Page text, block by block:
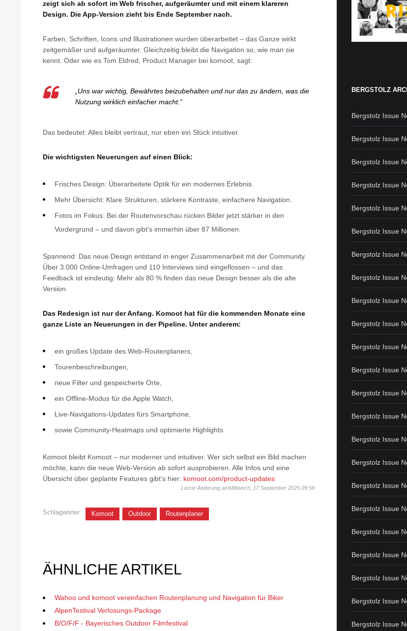
zeigt sich ab sofort im Web frischer, aufgeräumter und mit einem klareren
Design. Die App-Version zieht bis Ende September nach.
Farben, Schriften, Icons und Illustrationen wurden überarbeitet – das Ganze wirkt
zeitgemäßer und aufgeräumter. Gleichzeitig bleibt die Navigation so, wie man sie
kennt. Oder wie es Tom Eldred, Product Manager bei komoot, sagt:
„Uns war wichtig, Bewährtes beizubehalten und nur das zu ändern, was die
Nutzung wirklich einfacher macht.“
Das bedeutet: Alles bleibt vertraut, nur eben ein Stück intuitiver.
Die wichtigsten Neuerungen auf einen Blick:
Frisches Design: Überarbeitete Optik für ein modernes Erlebnis.
Mehr Übersicht: Klare Strukturen, stärkere Kontraste, einfachere Navigation.
Fotos im Fokus: Bei der Routenvorschau rücken Bilder jetzt stärker in den
Vordergrund – und davon gibt’s immerhin über 87 Millionen.
Spannend: Das neue Design entstand in enger Zusammenarbeit mit der Community.
Über 3.000 Online-Umfragen und 110 Interviews sind eingeflossen – und das
Feedback ist eindeutig: Mehr als 80 % finden das neue Design besser als die alte
Version.
Das Redesign ist nur der Anfang. Komoot hat für die kommenden Monate eine
ganze Liste an Neuerungen in der Pipeline. Unter anderem:
ein großes Update des Web-Routenplaners,
Tourenbeschreibungen,
neue Filter und gespeicherte Orte,
ein Offline-Modus für die Apple Watch,
Live-Navigations-Updates fürs Smartphone,
sowie Community-Heatmaps und optimierte Highlights.
Komoot bleibt Komoot – nur moderner und intuitiver. Wer sich selbst ein Bild machen
möchte, kann die neue Web-Version ab sofort ausprobieren. Alle Infos und eine
Übersicht über geplante Features gibt’s hier: komoot.com/product-updates
Letzte Änderung amMittwoch, 17 September 2025 09:56
Schlagwörter Komoot Outdoor Routenplaner
ÄHNLICHE ARTIKEL
Wahoo und komoot vereinfachen Routenplanung und Navigation für Biker
AlpenTestival Verlosungs-Package
B/O/F/F - Bayerisches Outdoor Filmfestival
BERGSTOLZ
Bergstolz Issue
Bergstolz Issue
Bergstolz Issue
Bergstolz Issue
Bergstolz Issue
Bergstolz Issue
Bergstolz Issue
Bergstolz Issue
Bergstolz Issue
Bergstolz Issue
Bergstolz Issue
Bergstolz Issue
Bergstolz Issue
Bergstolz Issue
Bergstolz Issue
Bergstolz Issue
Bergstolz Issue
Bergstolz Issue
Bergstolz Issue
Bergstolz Issue
Bergstolz Issue
Bergstolz Issue
Bergstolz Issue